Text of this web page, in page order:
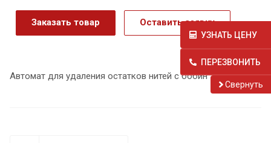
Заказать товар Оставить заявку
Автомат для удаления остатков нитей с бобин
УЗНАТЬ ЦЕНУ
ПЕРЕЗВОНИТЬ
Cвернуть